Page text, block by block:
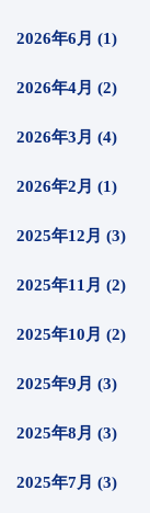
2026年6月 (1)
2026年4月 (2)
2026年3月 (4)
2026年2月 (1)
2025年12月 (3)
2025年11月 (2)
2025年10月 (2)
2025年9月 (3)
2025年8月 (3)
2025年7月 (3)